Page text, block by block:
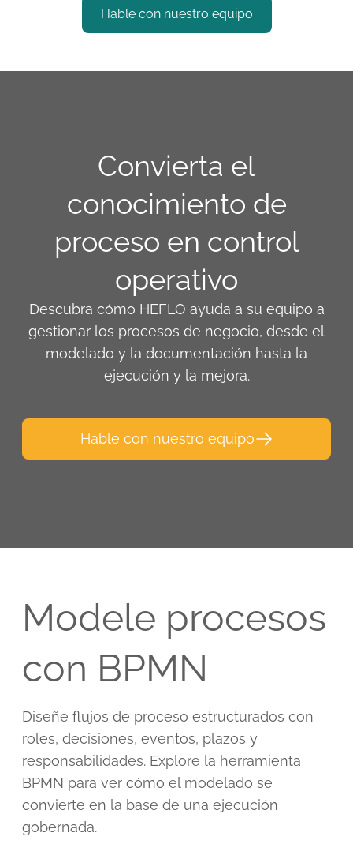
Hable con nuestro equipo
Convierta el
conocimiento de
proceso en control
operativo
Descubra cómo HEFLO ayuda a su equipo a
gestionar los procesos de negocio, desde el
modelado y la documentación hasta la
ejecución y la mejora.
Hable con nuestro equipo
Modele procesos
con BPMN
Diseñe flujos de proceso estructurados con
roles, decisiones, eventos, plazos y
responsabilidades. Explore la herramienta
BPMN para ver cómo el modelado se
convierte en la base de una ejecución
gobernada.